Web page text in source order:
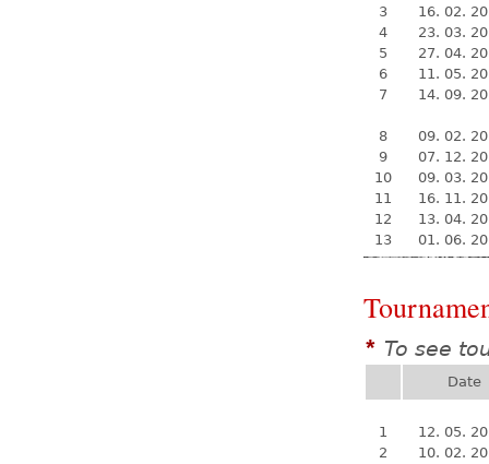
3
16. 02.
4
23. 03.
5
27. 04.
6
11. 05.
7
14. 09.
8
09. 02.
9
07. 12.
10
09. 03.
11
16. 11.
12
13. 04.
13
01. 06.
* To see
Date
1
12. 05.
2
10. 02.